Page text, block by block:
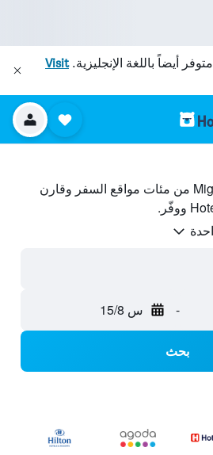
متوفر أيضاً باللغة الإنجليزية.Visit
ابحث عن فنادق في Migdal من مئات مواقع السفر وقارن
- س 15/8
بحث